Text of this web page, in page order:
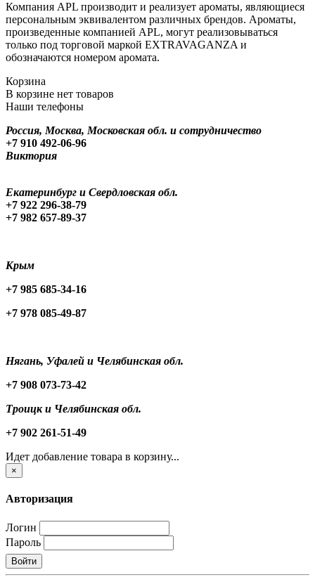
Компания APL производит и реализует ароматы, являющиеся
персональным эквивалентом различных брендов. Ароматы,
произведенные компанией APL, могут реализовываться
только под торговой маркой EXTRAVAGANZA и
обозначаются номером аромата.
Корзина
В корзине нет товаров
Наши телефоны
Россия, Москва, Московская обл. и сотрудничество
+7 910 492-06-96
Виктория
Екатеринбург и Свердловская обл.
+7 922 296-38-79
+7 982 657-89-37
Крым
+7 985 685-34-16
+7 978 085-49-87
Нягань, Уфалей и Челябинская обл.
+7 908 073-73-42
Троицк и Челябинская обл.
+7 902 261-51-49
Идет добавление товара в корзину...
×
Авторизация
Логин
Пароль
Войти